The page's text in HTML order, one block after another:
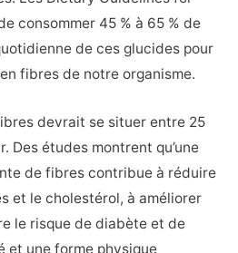
consommer 45 % à 65 % de
de ces glucides pour
fibres de notre organisme.
devrait se situer entre 25
Des études montrent qu’une
de fibres contribue à réduire
et le cholestérol, à améliorer
le risque de diabète et de
et une forme physique